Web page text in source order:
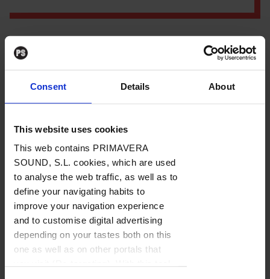
Consent Details About
This website uses cookies
This web contains PRIMAVERA
SOUND, S.L. cookies, which are used
to analyse the web traffic, as well as to
define your navigating habits to
improve your navigation experience
and to customise digital advertising
depending on your tastes both on this
one as well as on other portals that
PorRicardo Aldarondo
29. 01. 2024
La sensación de acontecimiento inminente fue
creciendo exponencialmente en los días previos. No
solo porque el Madrid Popfest se había marcado un
puntazo anunciando para su segunda fiesta de
presentación del festival –la primera fue el 4 de
noviembre en la sala Maravillas con Model Shop,
Miss España y Buenatarde– que tendrá lugar en
Contenido exclusivo